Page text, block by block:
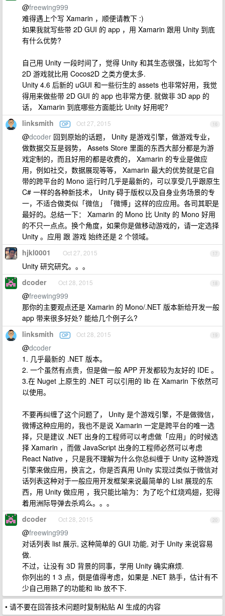
@freewing999
难得遇上个写 Xamarin ，顺便请教下 :)
如果我就写些带 2D GUI 的 app ，用 Xamarin 跟用 Unity 到底
有什么优势?
自己用 Unity 一段时间了，觉得 Unity 和其生态很强，比如写个
2D 游戏就比用 Cocos2D 之类方便太多.
Unity 4.6 后新的 uGUI 和一些衍生的 assets 也非常好用，我觉
得用来做些带 2D GUI 的 app 也非常方便. 就做非 3D app 的
话， Xamarin 到底哪些方面能比 Unity 好用呢?
16
linksmith OP Oct 27, 2015
@dcoder 回到原始的话题， Unity 是游戏引擎，做游戏专业，
做数据交互是弱势， Assets Store 里面的东西大部分都是为游
戏定制的，而且好用的都是收费的， Xamarin 的专业是做应
用，例如社交，数据展现等等， Xamarin 最大的优势就是它自
带的跨平台的 Mono 运行时几乎是最新的，可以享受几乎跟原生
C# 一样的各种新技术， Unity 碍于版权以及自身业务场景的专
一，不适合做类似「微信」「微博」这样的应应用。各司其职是
最好的。总结一下： Xamarin 的 Mono 比 Unity 的 Mono 好用
的不只一点点。换个角度，如果你是做移动游戏的，请一定选择
Unity 。应用 跟 游戏 始终还是 2 个领域。
17
hjkl0001 Oct 27, 2015
Unity 研究研究。。。
18
dcoder Oct 28, 2015
@freewing999
那你的主要观点还是 Xamarin 的 Mono/.NET 版本新给开发一般
app 带来很多好处? 能给几个例子么?
19
linksmith OP Oct 28, 2015
@dcoder
1. 几乎最新的 .NET 版本。
2. 一个虽然有点贵，但是做一般 APP 开发都较为友好的 IDE 。
3.在 Nuget 上原生的 .NET 可以引用的 lib 在 Xamarin 下依然可
以使用。
不要再纠缠了这个问题了， Unity 是个游戏引擎，不是做微信，
微博这种应用的，我也不是说 Xamarin 一定是跨平台的唯一选
择，只是建议 .NET 出身的工程师可以考虑做「应用」的时候选
择 Xamarin ，而做 JavaScript 出身的工程师必然可以考虑
React Native ，只是我不理解为什么你总纠缠于 Unity 这种游戏
引擎来做应用，换言之，你是否真用 Unity 实现过类似于微信对
话列表这种对于一般应用开发框架来说最简单的 List 展现的东
西，用 Unity 做应用 ，我只能比喻为：为了吃个红烧鸡翅，犯得
着用洲际导弹去杀鸡么。。。
20
dcoder Oct 28, 2015
@freewing999
对话列表 list 展示, 这种简单的 GUI 功能, 对于 Unity 来说容易
做.
不过，让没有 3D 背景的同事，学用 Unity 确实麻烦.
你列出的 1 3 点，倒是值得考虑，如果是 .NET 熟手，估计有不
少自己用熟了的功能和 lib 放不下.
• 请不要在回答技术问题时复制粘贴 AI 生成的内容